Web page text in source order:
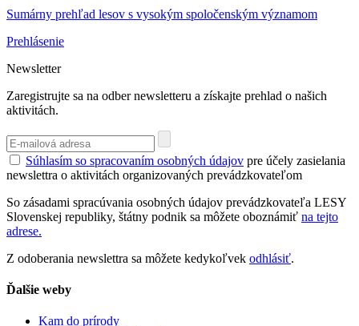
Sumárny prehľad lesov s vysokým spoločenským významom
Prehlásenie
Newsletter
Zaregistrujte sa na odber newsletteru a získajte prehlad o našich
aktivitách.
Súhlasím so spracovaním osobných údajov pre účely zasielania
newslettra o aktivitách organizovaných prevádzkovateľom
So zásadami spracúvania osobných údajov prevádzkovateľa LESY
Slovenskej republiky, štátny podnik sa môžete oboznámiť na tejto
adrese.
Z odoberania newslettra sa môžete kedykoľvek odhlásiť.
Ďalšie weby
Kam do prírody